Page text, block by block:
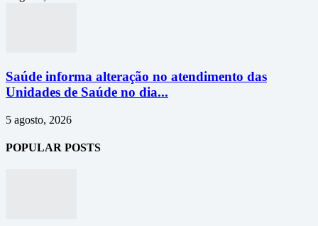
Saúde informa alteração no atendimento das
Unidades de Saúde no dia...
5 agosto, 2026
POPULAR POSTS